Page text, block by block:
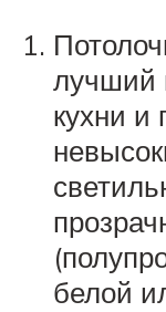
лучший
кухни
белой